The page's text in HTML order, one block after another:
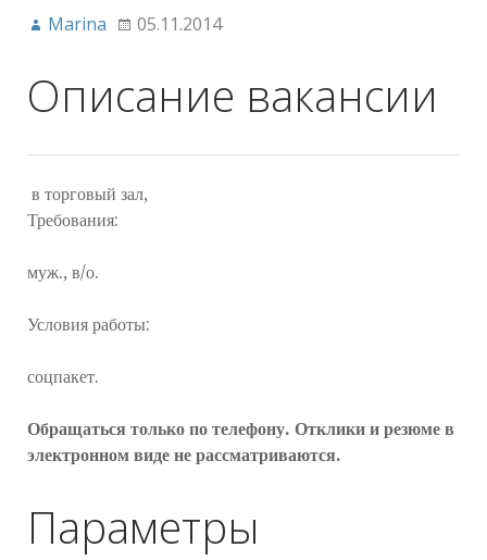
Marina 05.11.2014
Описание вакансии
в торговый зал,
Требования:
муж., в/о.
Условия работы:
соцпакет.
Обращаться только по телефону. Отклики и резюме в
электронном виде не рассматриваются.
Параметры